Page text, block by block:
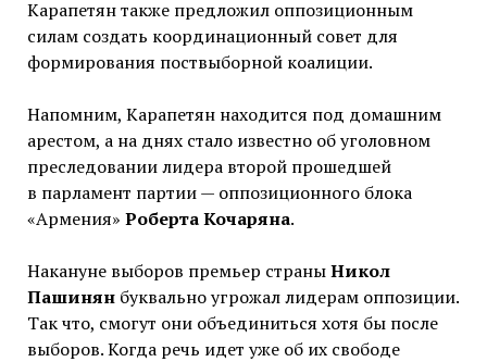
Карапетян также предложил оппозиционным
силам создать координационный совет для
формирования поствыборной коалиции.
Напомним, Карапетян находится под домашним
арестом, а на днях стало известно об уголовном
преследовании лидера второй прошедшей
в парламент партии — оппозиционного блока
«Армения» Роберта Кочаряна.
Накануне выборов премьер страныНикол
Пашинянбуквально угрожал лидерам оппозиции.
Так что, смогут они объединиться хотя бы после
выборов. Когда речь идет уже об их свободе